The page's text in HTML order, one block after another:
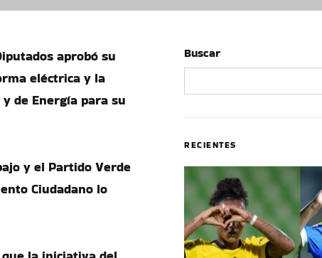
aprobó su
eléctrica y la
de Energía para su
y el Partido Verde
Ciudadano lo
Buscar
RECIENTES